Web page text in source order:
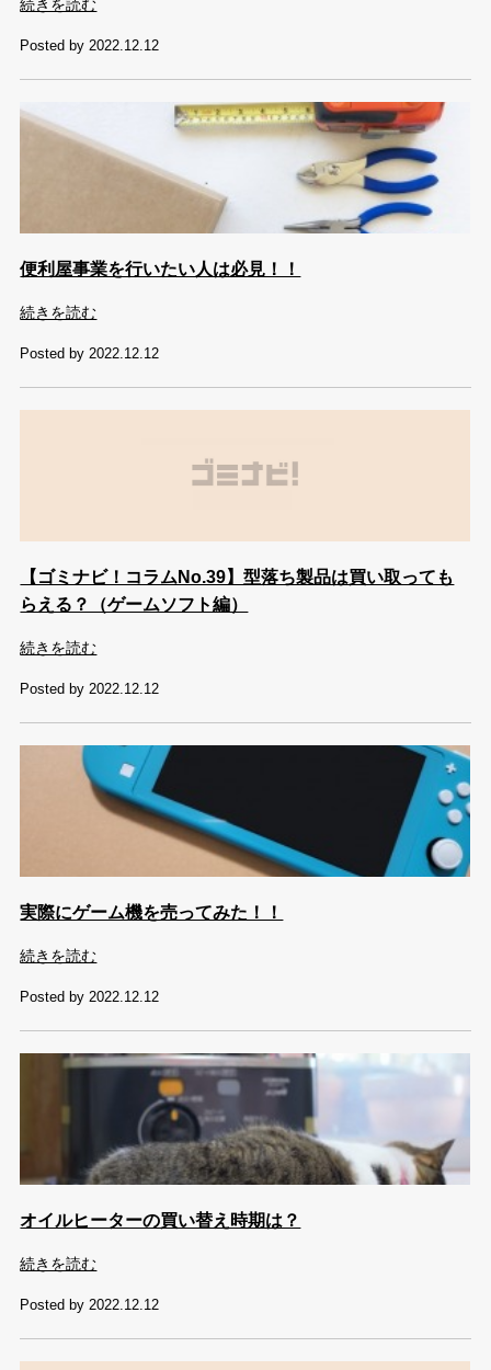
続きを読む
Posted by 2022.12.12
便利屋事業を行いたい人は必見！！
続きを読む
Posted by 2022.12.12
【ゴミナビ！コラムNo.39】型落ち製品は買い取っても
らえる？（ゲームソフト編）
続きを読む
Posted by 2022.12.12
実際にゲーム機を売ってみた！！
続きを読む
Posted by 2022.12.12
オイルヒーターの買い替え時期は？
続きを読む
Posted by 2022.12.12